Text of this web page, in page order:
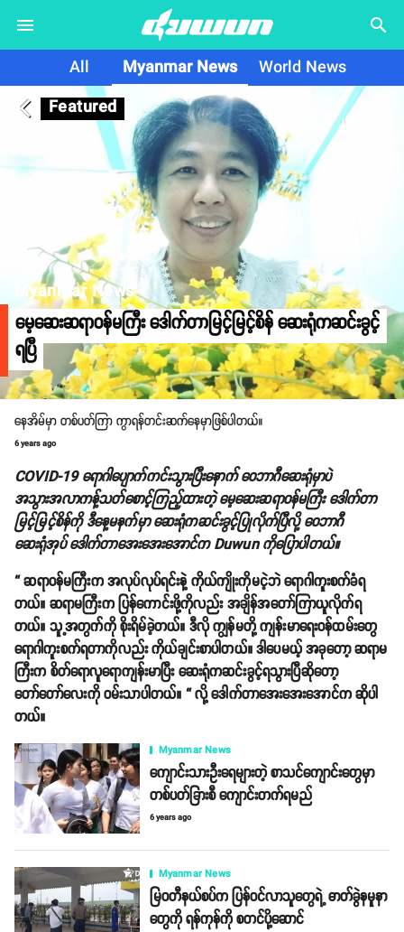
search
All Myanmar News
World News
Featured
arrow_back_ios
Myanmar News
မေ့ဆေးဆရာဝန်မကြီး ဒေါက်တာမြင့်မြင့်စိန် ဆေးရုံကဆင်းခွင့်
ရပြီ
နေအိမ်မှာ တစ်ပတ်ကြာ ကွာရန်တင်းဆက်နေမှာဖြစ်ပါတယ်။
6 years ago
COVID-19 ရောဂါပျောက်ကင်းသွားပြီးနောက် ဝေဘာဂီဆေးရုံမှာပဲ
အသွားအလာကန့်သတ်စောင့်ကြည့်ထားတဲ့ မေ့ဆေးဆရာဝန်မကြီး ဒေါက်တာ
မြင့်မြင့်စိန်ကို ဒီနေ့မနက်မှာ ဆေးရုံကဆင်းခွင့်ပြုလိုက်ပြီလို့ ဝေဘာဂီ
ဆေးရုံအုပ် ဒေါက်တာအေးအေးအောင်က Duwun ကိုပြောပါတယ်။
“ ဆရာဝန်မကြီးက အလုပ်လုပ်ရင်းနဲ့ ကိုယ်ကျိုးကိုမငဲ့ဘဲ ရောဂါကူးစက်ခံရ
တယ်။ ဆရာမကြီးက ပြန်ကောင်းဖို့ကိုလည်း အချိန်အတော်ကြာယူလိုက်ရ
တယ်။ သူ့အတွက်ကို စိုးရိမ်ခဲ့တယ်။ ဒီလို ကျွန်မတို့ ကျန်းမာရေးဝန်ထမ်းတွေ
ရောဂါကူးစက်ရတာကိုလည်း ကိုယ်ချင်းစာပါတယ်။ ဒါပေမယ့် အခုတော့ ဆရာမ
ကြီးက စိတ်ရောလူရောကျန်းမာပြီး ဆေးရုံကဆင်းခွင့်ရသွားပြီဆိုတော့
တော်တော်လေးကို ဝမ်းသာပါတယ်။ “ လို့ ဒေါက်တာအေးအေးအောင်က ဆိုပါ
တယ်။
Myanmar News
ကျောင်းသားဦးရေများတဲ့ စာသင်ကျောင်းတွေမှာ
တစ်ပတ်ခြားစီ ကျောင်းတက်ရမည်
6 years ago
Myanmar News
မြဝတီနယ်စပ်က ပြန်ဝင်လာသူတွေရဲ့ ဓာတ်ခွဲနမူနာ
တွေကို ရန်ကုန်ကို စတင်ပို့ဆောင်